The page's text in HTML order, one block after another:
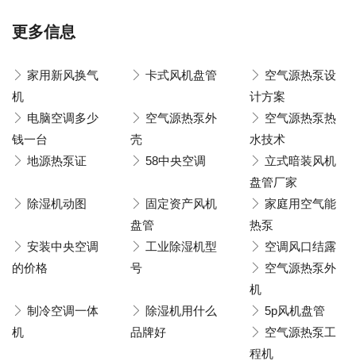
更多信息
家用新风换气
机
卡式风机盘管
空气源热泵设
计方案
电脑空调多少
钱一台
空气源热泵外
壳
空气源热泵热
水技术
地源热泵证
58中央空调
立式暗装风机
盘管厂家
除湿机动图
固定资产风机
盘管
家庭用空气能
热泵
安装中央空调
的价格
工业除湿机型
号
空调风口结露
空气源热泵外
机
制冷空调一体
机
除湿机用什么
品牌好
5p风机盘管
空气源热泵工
程机